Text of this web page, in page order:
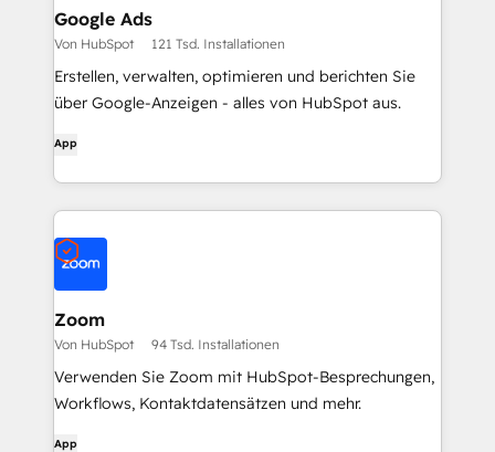
Google Ads
Von HubSpot 121 Tsd. Installationen
Erstellen, verwalten, optimieren und berichten Sie
über Google-Anzeigen - alles von HubSpot aus.
App
Zoom
Von HubSpot 94 Tsd. Installationen
Verwenden Sie Zoom mit HubSpot-Besprechungen,
Workflows, Kontaktdatensätzen und mehr.
App